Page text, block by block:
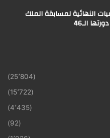
النهائية لمسابقة الملك
الـ46
(25٬804)
(15٬722)
(4٬435)
(92)